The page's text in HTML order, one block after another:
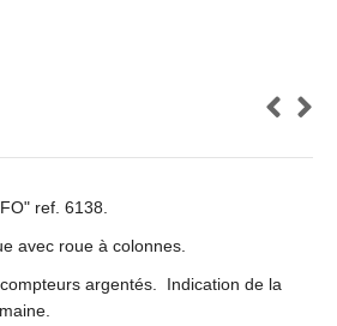
ref. 6138.
avec roue à colonnes.
argentés. Indication de la